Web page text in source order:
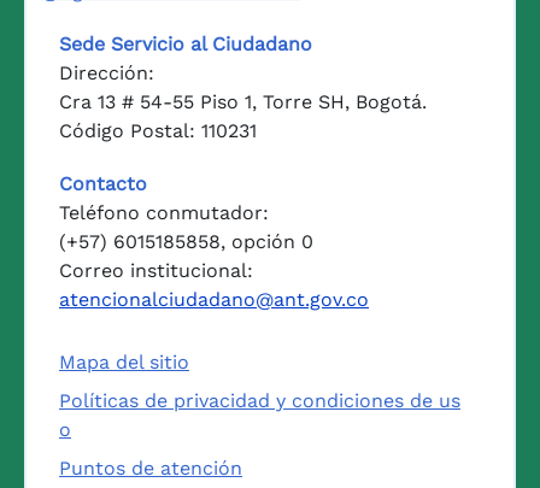
Sede Servicio al Ciudadano
Dirección:
Cra 13 # 54-55 Piso 1, Torre SH, Bogotá.
Código Postal: 110231
Contacto
Teléfono conmutador:
(+57) 6015185858, opción 0
Correo institucional:
atencionalciudadano@ant.gov.co
Mapa del sitio
Políticas de privacidad y condiciones de us
o
Puntos de atención